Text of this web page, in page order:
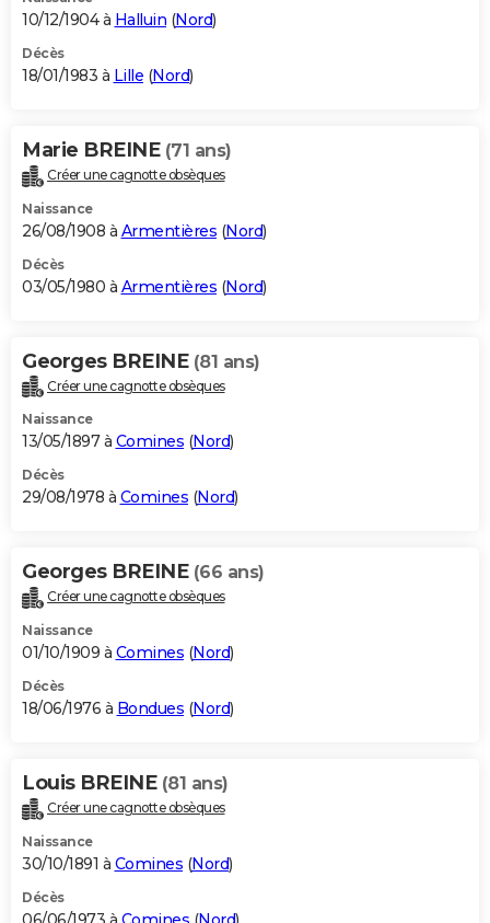
10/12/1904 à Halluin (Nord)
Décès
18/01/1983 à Lille (Nord)
Marie BREINE (71 ans)
Créer une cagnotte obsèques
Naissance
26/08/1908 à Armentières (Nord)
Décès
03/05/1980 à Armentières (Nord)
Georges BREINE (81 ans)
Créer une cagnotte obsèques
Naissance
13/05/1897 à Comines (Nord)
Décès
29/08/1978 à Comines (Nord)
Georges BREINE (66 ans)
Créer une cagnotte obsèques
Naissance
01/10/1909 à Comines (Nord)
Décès
18/06/1976 à Bondues (Nord)
Louis BREINE (81 ans)
Créer une cagnotte obsèques
Naissance
30/10/1891 à Comines (Nord)
Décès